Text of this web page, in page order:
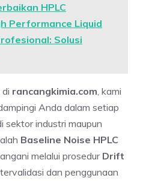
HPLC
Performance Liquid
Solusi
rancangkimia.com , kami
Anda dalam setiap
sektor industri maupun
Baseline Noise HPLC
melalui prosedurDrift
dan penggunaan